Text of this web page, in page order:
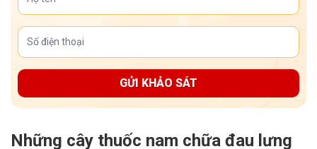
GỬI KHẢO SÁT
Những cây thuốc nam chữa đau lưng